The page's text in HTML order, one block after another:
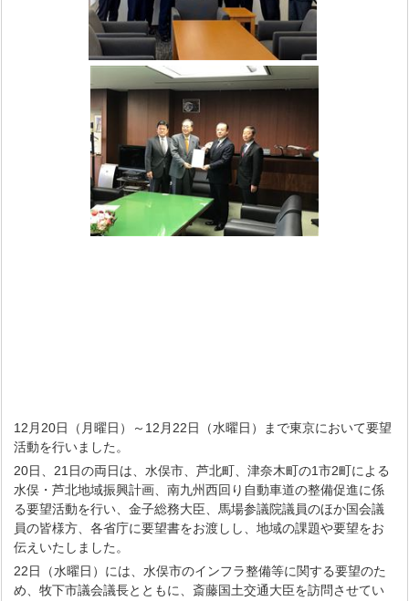
12月20日（月曜日）～12月22日（水曜日）まで東京において要望
活動を行いました。
20日、21日の両日は、水俣市、芦北町、津奈木町の1市2町による
水俣・芦北地域振興計画、南九州西回り自動車道の整備促進に係
る要望活動を行い、金子総務大臣、馬場参議院議員のほか国会議
員の皆様方、各省庁に要望書をお渡しし、地域の課題や要望をお
伝えいたしました。
22日（水曜日）には、水俣市のインフラ整備等に関する要望のた
め、牧下市議会議長とともに、斎藤国土交通大臣を訪問させてい